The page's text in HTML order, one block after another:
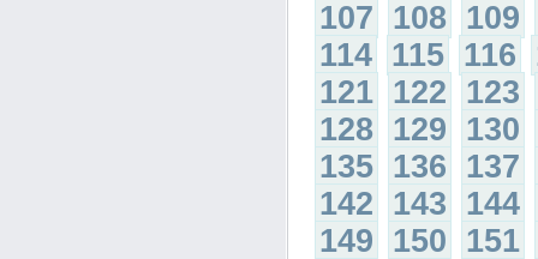
107 108 109
114 115 116
121 122 123
128 129 130
135 136 137
142 143 144
149 150 151